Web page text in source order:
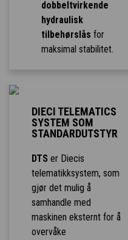
dobbeltvirkende
hydraulisk
tilbehørslås for
maksimal stabilitet.
DIECI TELEMATICS
SYSTEM SOM
STANDARDUTSTYR
DTS er Diecis
telematikksystem, som
gjør det mulig å
samhandle med
maskinen eksternt for å
overvåke